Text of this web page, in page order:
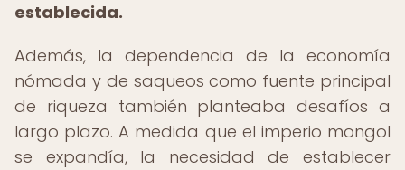
establecida.
Además, la dependencia de la economía
nómada y de saqueos como fuente principal
de riqueza también planteaba desafíos a
largo plazo. A medida que el imperio mongol
se expandía, la necesidad de establecer